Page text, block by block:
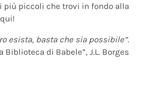
più piccoli che trovi in fondo alla
esista, basta che sia possibile”.
Biblioteca di Babele”, J.L. Borges